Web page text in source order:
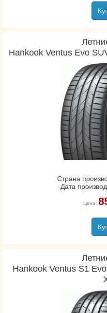
Hankook Ventus Evo
Страна
Дата
Цена:
Hankook Ventus S1